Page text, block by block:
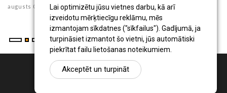
Lai optimizētu jūsu vietnes darbu, kā arī
izveidotu mērķtiecīgu reklāmu, mēs
izmantojam sīkdatnes ("sīkfailus"). Gadījumā, ja
turpināsiet izmantot šo vietni, jūs automātiski
piekrītat failu lietošanas noteikumiem.
Akceptēt un turpināt
augusts 05 , 2026